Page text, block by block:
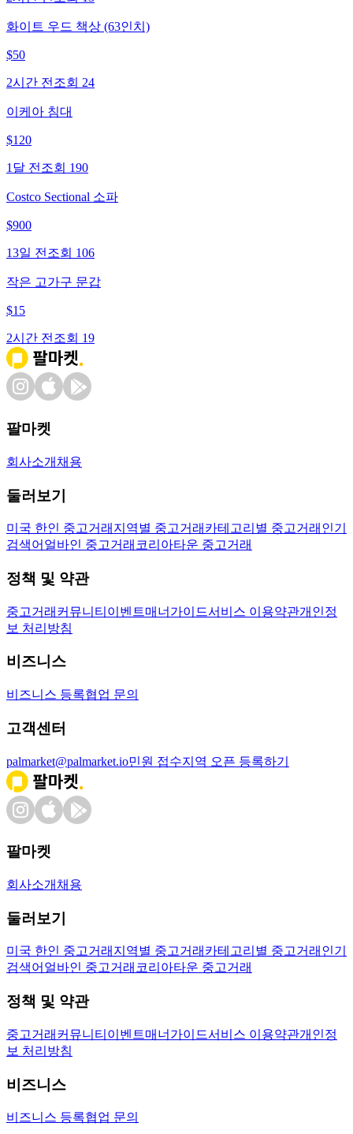
화이트 우드 책상 (63인치)
$50
2시간 전 조회 24
이케아 침대
$120
1달 전 조회 190
Costco Sectional 소파
$900
13일 전 조회 106
작은 고가구 문갑
$15
2시간 전 조회 19
팔마켓
회사소개 채용
둘러보기
미국 한인 중고거래 지역별 중고거래 카테고리별 중고거래 인기
검색어 얼바인 중고거래 코리아타운 중고거래
정책 및 약관
중고거래 커뮤니티 이벤트매너가이드서비스 이용약관개인정
보 처리방침
비즈니스
비즈니스 등록협업 문의
고객센터
palmarket@palmarket.io민원 접수지역 오픈 등록하기
팔마켓
회사소개 채용
둘러보기
미국 한인 중고거래 지역별 중고거래 카테고리별 중고거래 인기
검색어 얼바인 중고거래 코리아타운 중고거래
정책 및 약관
중고거래 커뮤니티 이벤트매너가이드서비스 이용약관개인정
보 처리방침
비즈니스
비즈니스 등록협업 문의